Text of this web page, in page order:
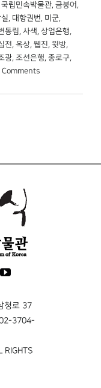
국립민속박물관, 금붕어 ,
, 대항권번, 미군,
동림, 사색, 상업은행,
전, 옥상, 웹진, 윗방,
광, 조선은행, 종로구,
Comments
청로 37
3704-